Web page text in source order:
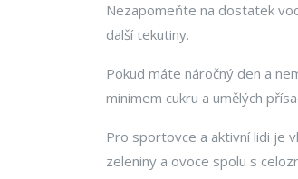
Nezapomeňte na dostatek
další tekutiny.
Pokud máte náročný den a
minimem cukru a umělých
Pro sportovce a aktivní lidi je
zeleniny a ovoce spolu s